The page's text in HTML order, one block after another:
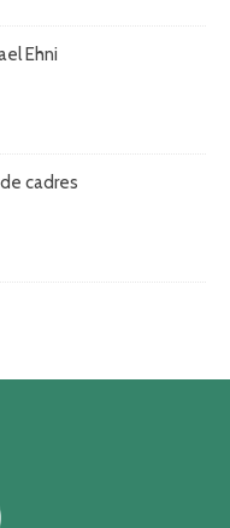
Ehni
cadres